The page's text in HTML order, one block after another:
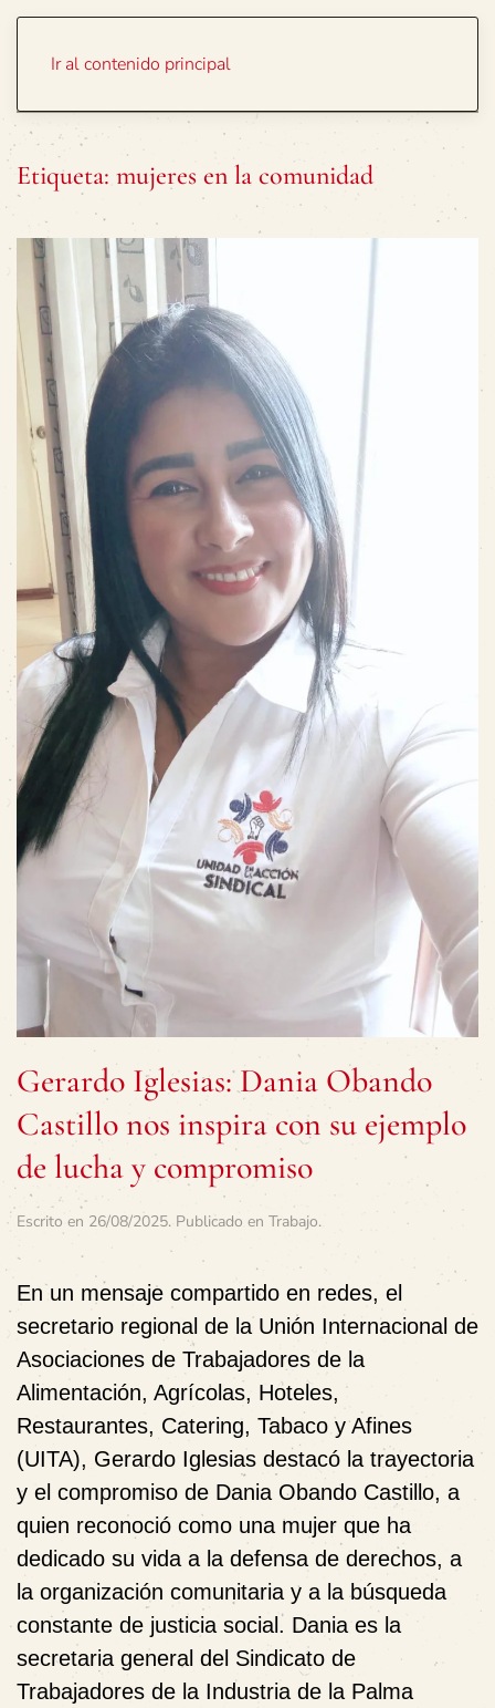
Ir al contenido principal
Etiqueta: mujeres en la comunidad
Gerardo Iglesias: Dania Obando
Castillo nos inspira con su ejemplo
de lucha y compromiso
Escrito en 26/08/2025. Publicado en Trabajo.
En un mensaje compartido en redes, el
secretario regional de la Unión Internacional de
Asociaciones de Trabajadores de la
Alimentación, Agrícolas, Hoteles,
Restaurantes, Catering, Tabaco y Afines
(UITA), Gerardo Iglesias destacó la trayectoria
y el compromiso de Dania Obando Castillo, a
quien reconoció como una mujer que ha
dedicado su vida a la defensa de derechos, a
la organización comunitaria y a la búsqueda
constante de justicia social. Dania es la
secretaria general del Sindicato de
Trabajadores de la Industria de la Palma